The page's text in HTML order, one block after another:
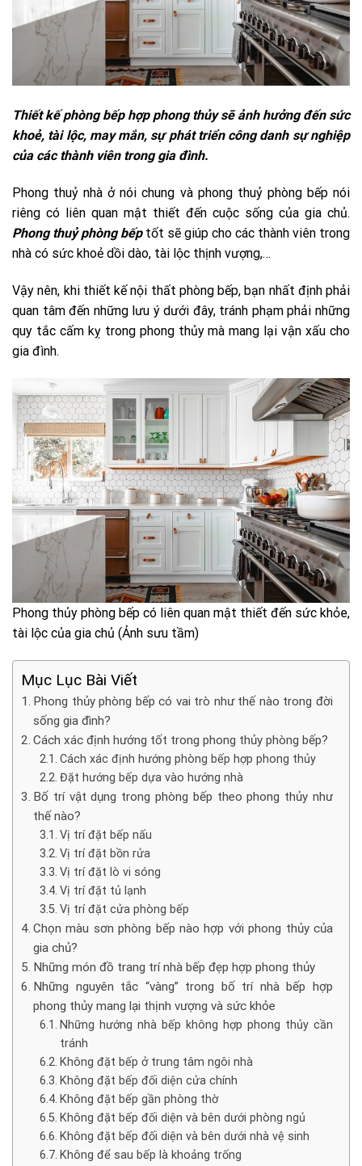
Thiết kế phòng bếp hợp phong thủy sẽ ảnh hưởng đến sức
khoẻ, tài lộc, may mắn, sự phát triển công danh sự nghiệp
của các thành viên trong gia đình.
Phong thuỷ nhà ở nói chung và phong thuỷ phòng bếp nói
riêng có liên quan mật thiết đến cuộc sống của gia chủ.
Phong thuỷ phòng bếptốt sẽ giúp cho các thành viên trong
nhà có sức khoẻ dồi dào, tài lộc thịnh vượng,…
Vậy nên, khi thiết kế nội thất phòng bếp, bạn nhất định phải
quan tâm đến những lưu ý dưới đây, tránh phạm phải những
quy tắc cấm kỵ trong phong thủy mà mang lại vận xấu cho
gia đình.
Phong thủy phòng bếp có liên quan mật thiết đến sức khỏe,
tài lộc của gia chủ (Ảnh sưu tầm)
Mục Lục Bài Viết
Phong thủy phòng bếp có vai trò như thế nào trong đời
sống gia đình?
Cách xác định hướng tốt trong phong thủy phòng bếp?
Cách xác định hướng phòng bếp hợp phong thủy
Đặt hướng bếp dựa vào hướng nhà
Bố trí vật dụng trong phòng bếp theo phong thủy như
thế nào?
Vị trí đặt bếp nấu
Vị trí đặt bồn rửa
Vị trí đặt lò vi sóng
Vị trí đặt tủ lạnh
Vị trí đặt cửa phòng bếp
Chọn màu sơn phòng bếp nào hợp với phong thủy của
gia chủ?
Những món đồ trang trí nhà bếp đẹp hợp phong thủy
Những nguyên tắc “vàng” trong bố trí nhà bếp hợp
phong thủy mang lại thịnh vượng và sức khỏe
Những hướng nhà bếp không hợp phong thủy cần
tránh
Không đặt bếp ở trung tâm ngôi nhà
Không đặt bếp đối diện cửa chính
Không đặt bếp gần phòng thờ
Không đặt bếp đối diện và bên dưới phòng ngủ
Không đặt bếp đối diện và bên dưới nhà vệ sinh
Không để sau bếp là khoảng trống